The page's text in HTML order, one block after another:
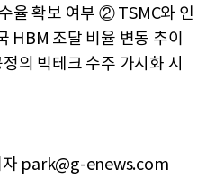
율 확보 여부 ② TSMC와 인
HBM 조달 비율 변동 추이
의 빅테크 수주 가시화 시
자 park@g-enews.com